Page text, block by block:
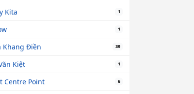
Kita 1
1
Khang Điền 39
Kiệt 1
Centre Point 6